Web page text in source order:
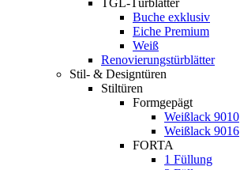
TGL-Türblätter
Buche exklusiv
Eiche Premium
Weiß
Renovierungstürblätter
Stil- & Designtüren
Stiltüren
Formgepägt
Weißlack 9010
Weißlack 9016
FORTA
1 Füllung